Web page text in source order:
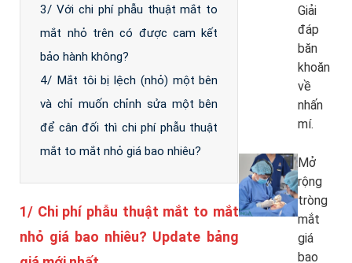
3/ Với chi phí phẫu thuật mắt to
mắt nhỏ trên có được cam kết
bảo hành không?
4/ Mắt tôi bị lệch (nhỏ) một bên
và chỉ muốn chỉnh sửa một bên
để cân đối thì chi phí phẫu thuật
mắt to mắt nhỏ giá bao nhiêu?
1/ Chi phí phẫu thuật mắt to mắt
nhỏ giá bao nhiêu? Update bảng
Giải
đáp
băn
khoăn
về
nhấn
mí.
Mở
rộng
tròng
mắt
giá
bao